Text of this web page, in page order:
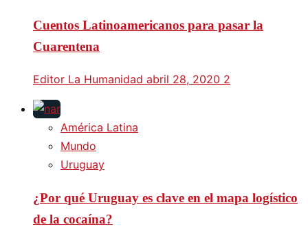
Cuentos Latinoamericanos para pasar la
Cuarentena
Editor La Humanidad abril 28, 2020 2
América Latina
Mundo
Uruguay
¿Por qué Uruguay es clave en el mapa logístico
de la cocaína?